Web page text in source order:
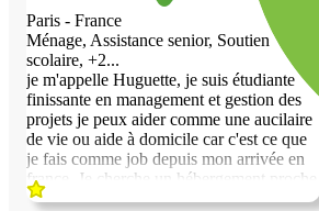
Paris - France
Ménage, Assistance senior, Soutien
scolaire, +2...
je m'appelle Huguette, je suis étudiante
finissante en management et gestion des
projets je peux aider comme une aucilaire
de vie ou aide à domicile car c'est ce que
je fais comme job depuis mon arrivée en
france, Je cherche un hébergement proche
de paris ou aux alentours à partir du 10